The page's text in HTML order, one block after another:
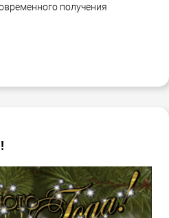
получения